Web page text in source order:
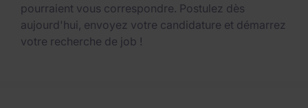
pourraient vous correspondre. Postulez dès
aujourd'hui, envoyez votre candidature et démarrez
votre recherche de job !